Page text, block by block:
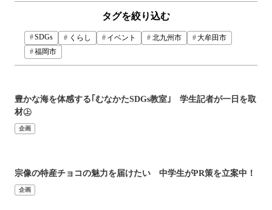
タグを絞り込む
SDGs くらし イベント 北九州市
大牟田市
福岡市
豊かな海を体感する｢むなかたSDGs教室｣ 学生記者が一日を取
材㊤
企画
宗像の特産チョコの魅力を届けたい 中学生がPR策を立案中！
企画